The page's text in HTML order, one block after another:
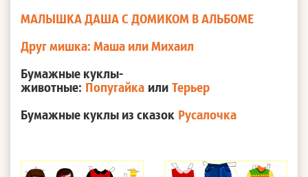
МАЛЫШКА ДАША С ДОМИКОМ В АЛЬБОМЕ
Друг мишка: Маша или Михаил
Бумажные куклы-
животные: Попугайка или Терьер
Бумажные куклы из сказок Русалочка